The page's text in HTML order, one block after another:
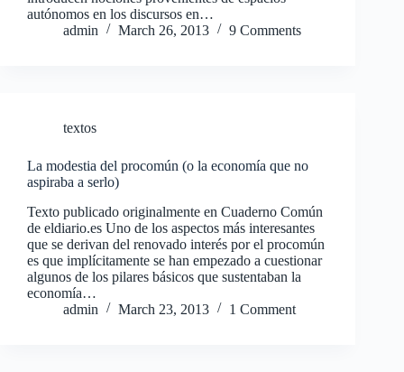
autónomos en los discursos en…
admin
March 26, 2013 9 Comments
textos
La modestia del procomún (o la economía que no
aspiraba a serlo)
Texto publicado originalmente en Cuaderno Común
de eldiario.es Uno de los aspectos más interesantes
que se derivan del renovado interés por el procomún
es que implícitamente se han empezado a cuestionar
algunos de los pilares básicos que sustentaban la
economía…
admin
March 23, 2013 1 Comment